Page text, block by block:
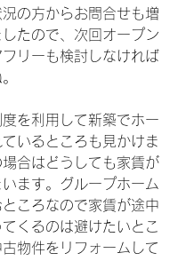
の方からお問合せも増
たので、次回オープン
リーも検討しなければ
を利用して新築でホー
いるところも見かけま
合はどうしても家賃が
います。グループホーム
ころなので家賃が途中
くるのは避けたいとこ
物件をリフォームして